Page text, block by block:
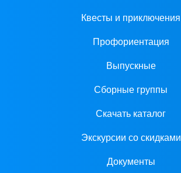
Квесты и приключения
Профориентация
Выпускные
Сборные группы
Скачать каталог
Экскурсии со скидками
Документы